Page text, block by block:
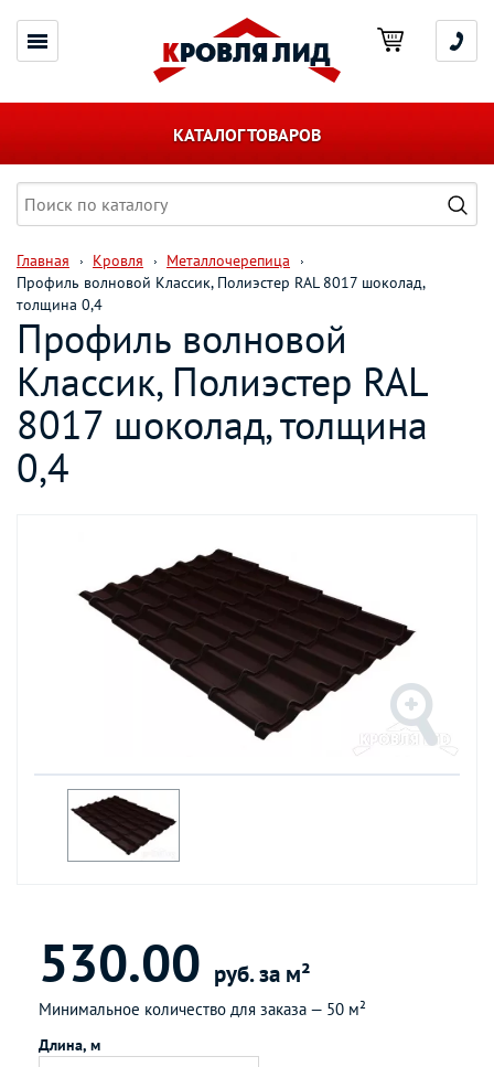
КАТАЛОГ ТОВАРОВ
Главная Кровля
Металлочерепица
Профиль волновой Классик, Полиэстер RAL 8017 шоколад,
толщина 0,4
Профиль волновой
Классик, Полиэстер RAL
8017 шоколад, толщина
0,4
530.00 руб. за м²
Минимальное количество для заказа — 50 м²
Длина, м